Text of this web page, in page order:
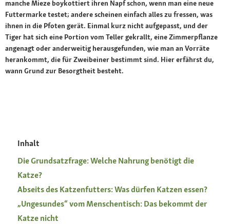
manche Mieze boykottiert ihren Napf schon, wenn man eine neue
Futtermarke testet; andere scheinen einfach alles zu fressen, was
ihnen in die Pfoten gerät. Einmal kurz nicht aufgepasst, und der
Tiger hat sich eine Portion vom Teller gekrallt, eine Zimmerpflanze
angenagt oder anderweitig herausgefunden, wie man an Vorräte
herankommt, die für Zweibeiner bestimmt sind. Hier erfährst du,
wann Grund zur Besorgtheit besteht.
Inhalt
Die Grundsatzfrage: Welche Nahrung benötigt die
Katze?
Abseits des Katzenfutters: Was dürfen Katzen essen?
„Ungesundes“ vom Menschentisch: Das bekommt der
Katze nicht